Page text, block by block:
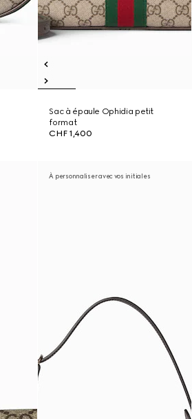
Sac à épaule Ophidia petit
format
CHF 1,400
À personnaliser avec vos initiales